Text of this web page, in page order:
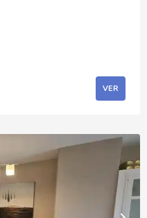
VER